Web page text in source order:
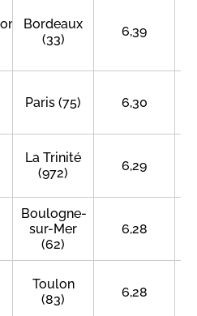
Bordeaux
(33)
6,39
Paris (75) 6,30
La Trinité
(972)
6,29
Boulogne-
sur-Mer
(62)
6,28
Toulon
(83)
6,28